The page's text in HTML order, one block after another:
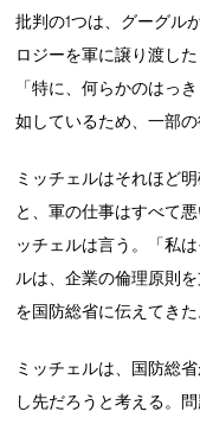
批判の1つは、グーグル
ロジーを軍に譲り渡し
「特に、何らかのはっ
如しているため、一部
ミッチェルはそれほど
と、軍の仕事はすべて
ッチェルは言う。「私
ルは、企業の倫理原則
を国防総省に伝えてきた
ミッチェルは、国防総
し先だろうと考える。